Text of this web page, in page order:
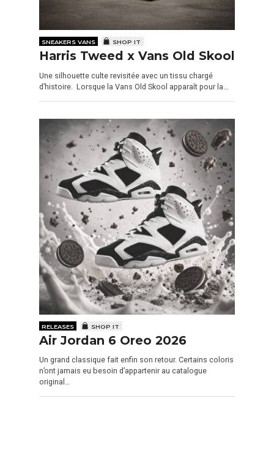
SNEAKERS VANS SHOP IT
Harris Tweed x Vans Old Skool
Une silhouette culte revisitée avec un tissu chargé
d’histoire. Lorsque la Vans Old Skool apparaît pour la…
RELEASES SHOP IT
Air Jordan 6 Oreo 2026
Un grand classique fait enfin son retour. Certains coloris
n’ont jamais eu besoin d’appartenir au catalogue
original…